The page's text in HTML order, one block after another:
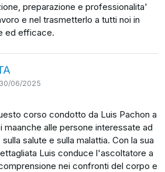
preparazione e professionalita'
e nel trasmetterlo a tutti noi in
ed efficace.
30/06/2025
corso condotto da Luis Pachon a
alle persone interessate ad
salute e sulla malattia. Con la sua
Luis conduce l'ascoltatore a
nei confronti del corpo e